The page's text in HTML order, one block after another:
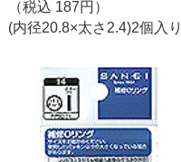
（税込 187円）
(内径20.8×太さ2.4)2個入り